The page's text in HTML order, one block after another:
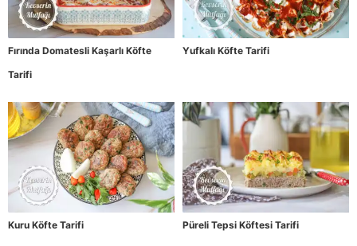
Fırında Domatesli Kaşarlı Köfte
Tarifi
Yufkalı Köfte Tarifi
Kuru Köfte Tarifi Püreli Tepsi Köftesi Tarifi